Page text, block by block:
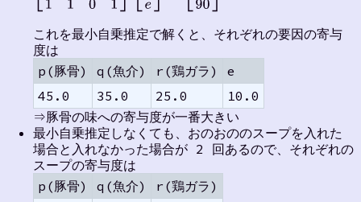
これを最小自乗推定で解くと、それぞれの要因の寄与
度は
p(豚骨)
q(魚介) r(鶏ガラ)
e
45.0
35.0 25.0
10.0
⇒豚骨の味への寄与度が一番大きい
最小自乗推定しなくても、おのおののスープを入れた
場合と入れなかった場合が 2 回あるので、それぞれの
スープの寄与度は
p(豚骨)
q(魚介)
r(鶏ガラ)